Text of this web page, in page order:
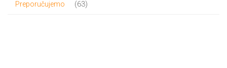
Preporučujemo 6363